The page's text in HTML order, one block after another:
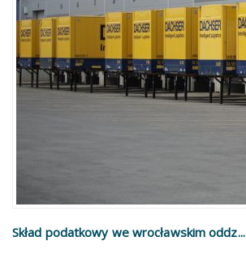
Skład podatkowy we wrocławskim oddz...